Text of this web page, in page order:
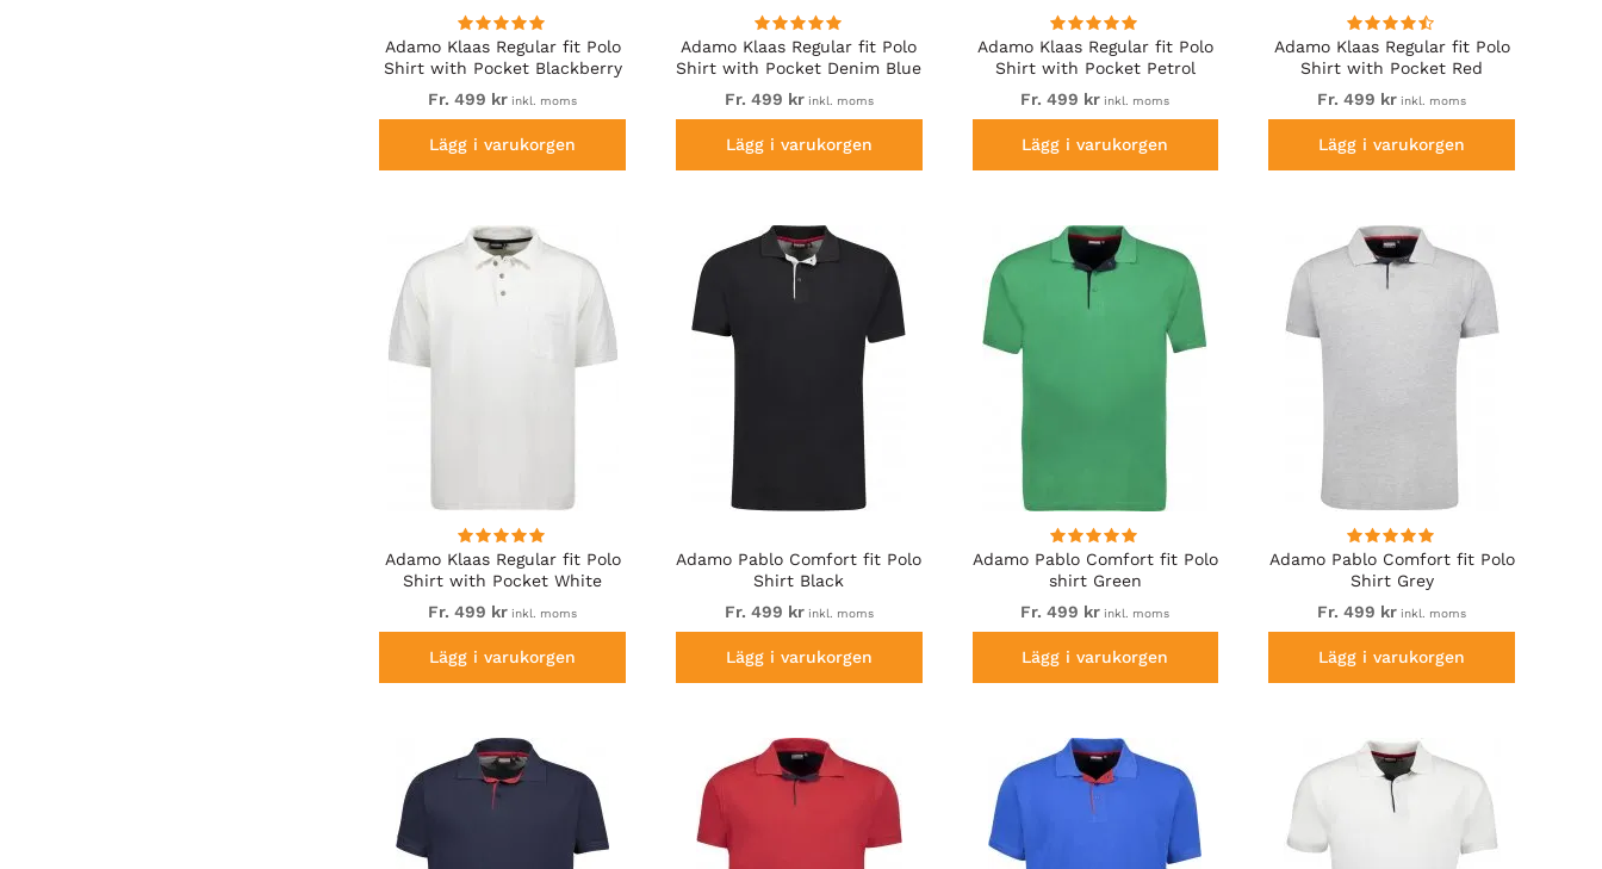
Adamo Klaas Regular fit Polo
Shirt with Pocket Blackberry
Fr. 499 kr inkl. moms
Lägg i varukorgen
Adamo Klaas Regular fit Polo
Shirt with Pocket Denim Blue
Fr. 499 krinkl. moms
Lägg i varukorgen
Adamo Klaas Regular fit Polo
Shirt with Pocket Petrol
Fr. 499 kr inkl. moms
Lägg i varukorgen
Adamo Klaas Regular fit Polo
Shirt with Pocket Red
Fr. 499 kr inkl. moms
Lägg i varukorgen
Adamo Klaas Regular fit Polo
Shirt with Pocket White
Fr. 499 kr inkl. moms
Lägg i varukorgen
Adamo Pablo Comfort fit Polo
Shirt Black
Fr. 499 krinkl. moms
Lägg i varukorgen
Adamo Pablo Comfort fit Polo
shirt Green
Fr. 499 kr inkl. moms
Lägg i varukorgen
Adamo Pablo Comfort fit Polo
Shirt Grey
Fr. 499 kr inkl. moms
Lägg i varukorgen